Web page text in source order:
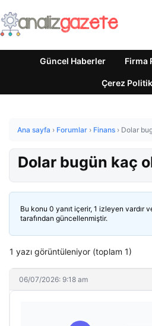
Güncel Haberler Firma
Çerez
Ana sayfa › Forumlar › Finans › Dolar
Dolar bugün kaç
Bu konu 0 yanıt içerir, 1 izleyen vardır
tarafından güncellenmiştir.
1 yazı görüntüleniyor (toplam 1)
06/07/2026: 9:18 am